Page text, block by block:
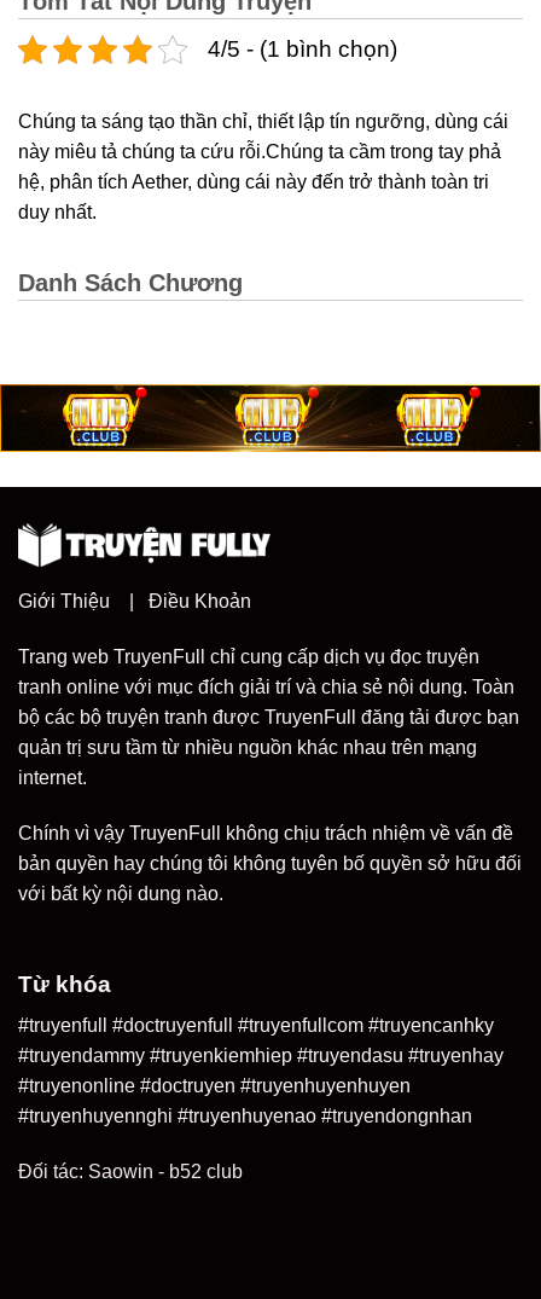
4/5 - (1 bình chọn)
Chúng ta sáng tạo thần chỉ, thiết lập tín ngưỡng, dùng cái
này miêu tả chúng ta cứu rỗi.Chúng ta cầm trong tay phả
hệ, phân tích Aether, dùng cái này đến trở thành toàn tri
duy nhất.
Danh Sách Chương
Giới Thiệu Điều Khoản
Trang web TruyenFull chỉ cung cấp dịch vụ đọc truyện
tranh online với mục đích giải trí và chia sẻ nội dung. Toàn
bộ các bộ truyện tranh được TruyenFull đăng tải được bạn
quản trị sưu tầm từ nhiều nguồn khác nhau trên mạng
internet.
Chính vì vậy TruyenFull không chịu trách nhiệm về vấn đề
bản quyền hay chúng tôi không tuyên bố quyền sở hữu đối
với bất kỳ nội dung nào.
Từ khóa
#truyenfull #doctruyenfull #truyenfullcom #truyencanhky
#truyendammy #truyenkiemhiep #truyendasu #truyenhay
#truyenonline #doctruyen #truyenhuyenhuyen
#truyenhuyennghi #truyenhuyenao #truyendongnhan
Đối tác: Saowin - b52 club